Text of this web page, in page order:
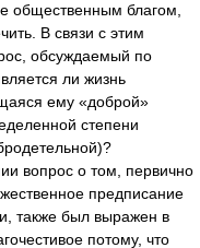
общественным благом,
В связи с этим
обсуждаемый по
ли жизнь
ему «доброй»
степени
вопрос о том, первично
предписание
также был выражен в
потому, что